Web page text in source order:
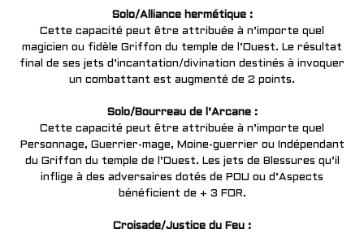
Solo/Alliance hermétique :
Cette capacité peut être attribuée à n’importe quel
magicien ou fidèle Griffon du temple de l’Ouest. Le résultat
final de ses jets d’incantation/divination destinés à invoquer
un combattant est augmenté de 2 points.
Solo/Bourreau de l’Arcane :
Cette capacité peut être attribuée à n’importe quel
Personnage, Guerrier-mage, Moine-guerrier ou Indépendant
du Griffon du temple de l’Ouest. Les jets de Blessures qu’il
inflige à des adversaires dotés de POU ou d’Aspects
bénéficient de + 3 FOR.
Croisade/Justice du Feu :